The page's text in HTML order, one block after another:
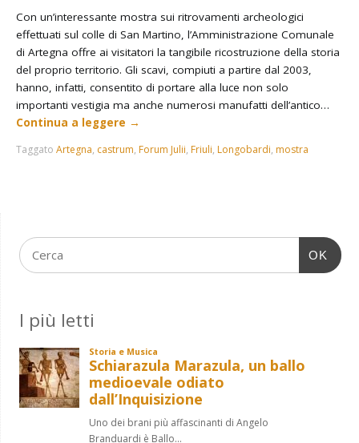
Con un’interessante mostra sui ritrovamenti archeologici
effettuati sul colle di San Martino, l’Amministrazione Comunale
di Artegna offre ai visitatori la tangibile ricostruzione della storia
del proprio territorio. Gli scavi, compiuti a partire dal 2003,
hanno, infatti, consentito di portare alla luce non solo
importanti vestigia ma anche numerosi manufatti dell’antico…
Continua a leggere →
TaggatoArtegna, castrum, Forum Julii, Friuli, Longobardi, mostra
OK
I più letti